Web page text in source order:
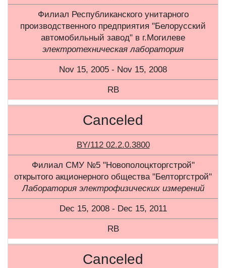
Филиал Республиканского унитарного
производственного предприятия "Белорусский
автомобильный завод" в г.Могилеве
электротехническая лаборатория
Nov 15, 2005 - Nov 15, 2008
RB
Canceled
BY/112 02.2.0.3800
Филиал СМУ №5 "Новополоцкторгстрой"
открытого акционерного общества "Белторгстрой"
Лаборатория электрофизических измерений
Dec 15, 2008 - Dec 15, 2011
RB
Canceled